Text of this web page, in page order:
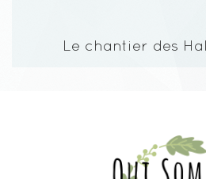
Le chantier des